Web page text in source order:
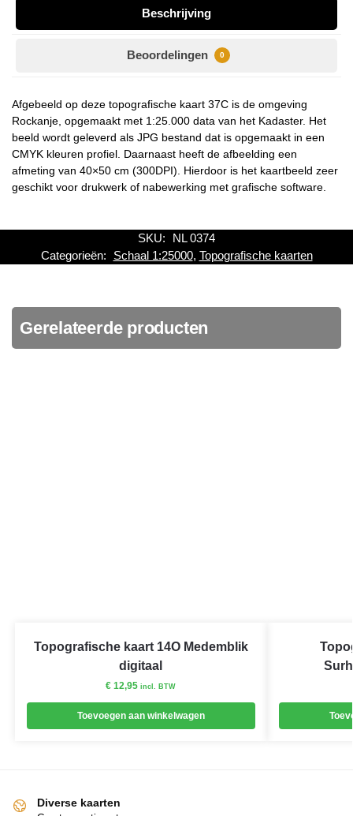
Beschrijving
Beoordelingen 0
Afgebeeld op deze topografische kaart 37C is de omgeving
Rockanje, opgemaakt met 1:25.000 data van het Kadaster. Het
beeld wordt geleverd als JPG bestand dat is opgemaakt in een
CMYK kleuren profiel. Daarnaast heeft de afbeelding een
afmeting van 40×50 cm (300DPI). Hierdoor is het kaartbeeld zeer
geschikt voor drukwerk of nabewerking met grafische software.
SKU:
NL 0374
Categorieën:
Schaal 1:25000, Topografische kaarten
Gerelateerde producten
Topografische kaart 14O Medemblik
digitaal
€ 12,95 incl. BTW
Toevoegen aan winkelwagen
Diverse kaarten